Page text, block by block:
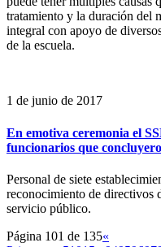
tratamiento y la duración del
integral con apoyo de
de la escuela.
1 de junio de 2017
En emotiva ceremonia el
funcionarios que
Personal de siete
reconocimiento de directivos
servicio público.
Página 101 de 135«